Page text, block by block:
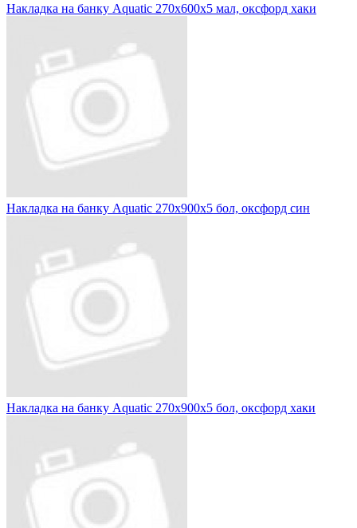
Накладка на банку Aquatic 270х600х5 мал, оксфорд хаки
Накладка на банку Aquatic 270х900х5 бол, оксфорд син
Накладка на банку Aquatic 270х900х5 бол, оксфорд хаки